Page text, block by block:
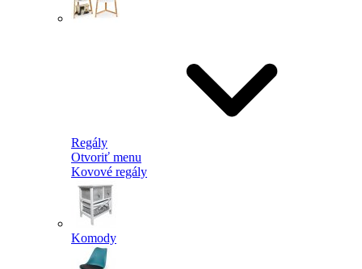
Regály
Otvoriť menu
Kovové regály
Komody